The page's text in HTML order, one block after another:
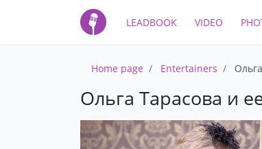
LEADBOOK VIDEO
Home page Entertainers
Ольга Тарасова и